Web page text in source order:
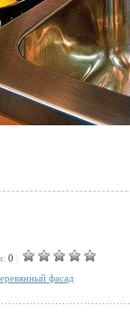
0
фасад